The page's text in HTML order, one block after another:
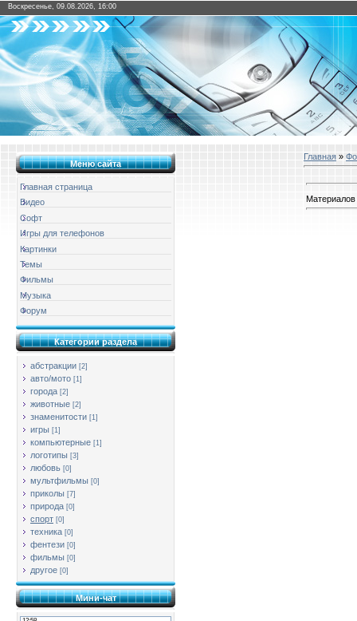
Воскресенье, 09.08.2026, 16:00
Меню сайта
Главная страница
Видео
Софт
Игры для телефонов
Картинки
Темы
Фильмы
Музыка
Форум
Категории раздела
абстракции [2]
авто/мото [1]
города [2]
животные [2]
знаменитости [1]
игры [1]
компьютерные [1]
логотипы [3]
любовь [0]
мультфильмы [0]
приколы [7]
природа [0]
спорт [0]
техника [0]
фентези [0]
фильмы [0]
другое [0]
Мини-чат
Главная »
Материалов